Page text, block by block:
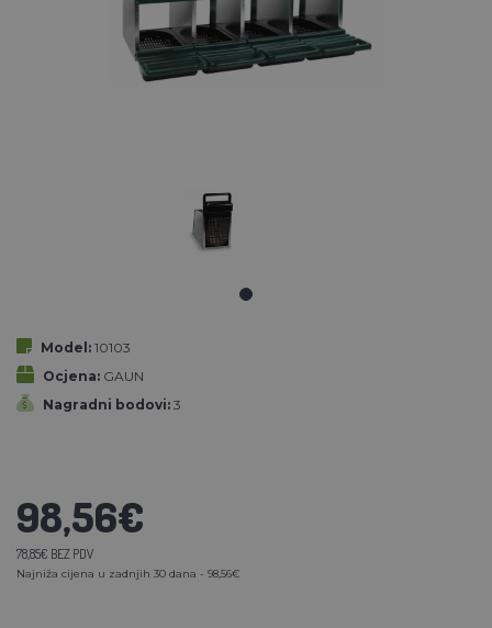
Model: 10103
Ocjena: GAUN
Nagradni bodovi: 3
98,56€
78,85€ BEZ PDV
Najniža cijena u zadnjih 30 dana - 98,56€